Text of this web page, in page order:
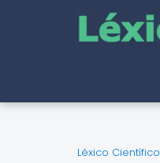
Léxico Científico